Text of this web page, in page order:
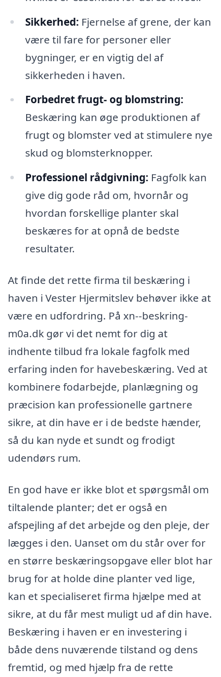
Sikkerhed: Fjernelse af grene, der kan
være til fare for personer eller
bygninger, er en vigtig del af
sikkerheden i haven.
Forbedret frugt- og blomstring:
Beskæring kan øge produktionen af
frugt og blomster ved at stimulere nye
skud og blomsterknopper.
Professionel rådgivning: Fagfolk kan
give dig gode råd om, hvornår og
hvordan forskellige planter skal
beskæres for at opnå de bedste
resultater.
At finde det rette firma til beskæring i
haven i Vester Hjermitslev behøver ikke at
være en udfordring. På xn--beskring-
m0a.dk gør vi det nemt for dig at
indhente tilbud fra lokale fagfolk med
erfaring inden for havebeskæring. Ved at
kombinere fodarbejde, planlægning og
præcision kan professionelle gartnere
sikre, at din have er i de bedste hænder,
så du kan nyde et sundt og frodigt
udendørs rum.
En god have er ikke blot et spørgsmål om
tiltalende planter; det er også en
afspejling af det arbejde og den pleje, der
lægges i den. Uanset om du står over for
en større beskæringsopgave eller blot har
brug for at holde dine planter ved lige,
kan et specialiseret firma hjælpe med at
sikre, at du får mest muligt ud af din have.
Beskæring i haven er en investering i
både dens nuværende tilstand og dens
fremtid, og med hjælp fra de rette